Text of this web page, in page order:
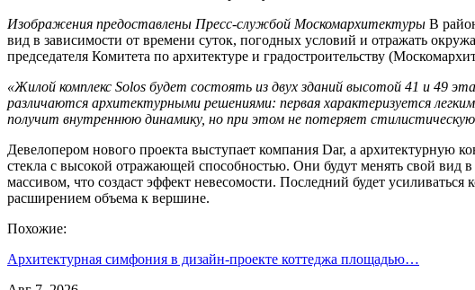
Изображения предоставлены Пресс-службой Москомархитектуры В
вид в зависимости от времени суток, погодных условий и отражать
председателя Комитета по архитектуре и градостроительству
«Жилой комплекс Solos будет состоять из двух зданий высотой 41 и
различаются архитектурными решениями: первая характеризуется
получит внутреннюю динамику, но при этом не потеряет стилистическую
Девелопером нового проекта выступает компания Dar, а архитектурную
стекла с высокой отражающей способностью. Они будут менять свой вид
массивом, что создаст эффект невесомости. Последний будет
расширением объема к вершине.
Похожие:
Архитектурная симфония в дизайн-проекте коттеджа площадью…